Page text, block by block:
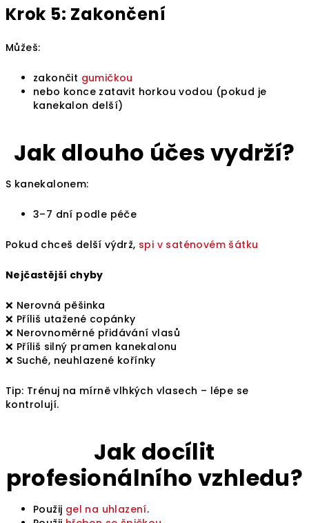
Krok 5: Zakončení
Můžeš:
zakončit gumičkou
nebo konce zatavit horkou vodou (pokud je
kanekalon delší)
Jak dlouho účes vydrží?
S kanekalonem:
3–7 dní podle péče
Pokud chceš delší výdrž, spi v saténovém šátku
Nejčastější chyby
❌ Nerovná pěšinka
❌ Příliš utažené copánky
❌ Nerovnoměrné přidávání vlasů
❌ Příliš silný pramen kanekalonu
❌ Suché, neuhlazené kořínky
Tip: Trénuj na mírně vlhkých vlasech – lépe se
kontrolují.
Jak docílit
profesionálního vzhledu?
Použij gel na uhlazení.